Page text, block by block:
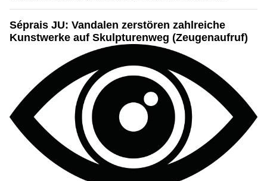
Séprais JU: Vandalen zerstören zahlreiche
Kunstwerke auf Skulpturenweg (Zeugenaufruf)